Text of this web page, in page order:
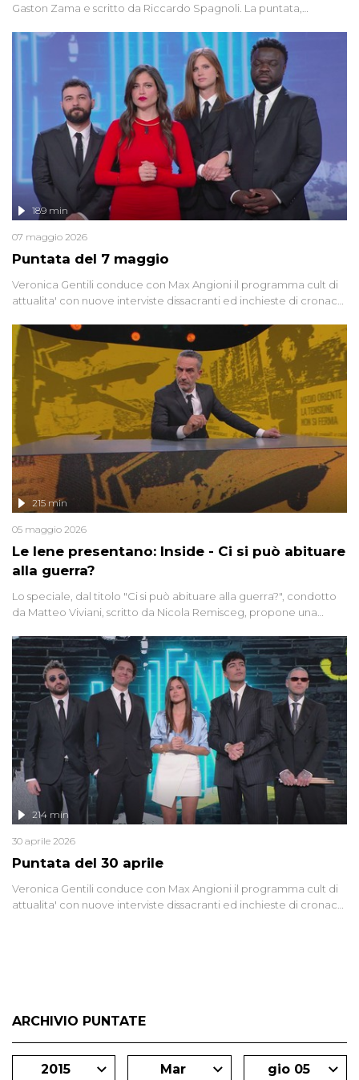
Gaston Zama e scritto da Riccardo Spagnoli. La puntata,
racconta l'universo delle narrazioni alternative, dei sospetti
globali e del complottismo che negli ultimi anni hanno invaso
social network, talk show, piazze digitali e immaginario collettivo.
Puntata del 7 maggio
189 min
07 maggio 2026
Veronica Gentili conduce con Max Angioni il programma cult di
attualita' con nuove interviste dissacranti ed inchieste di cronaca
Le Iene presentano: Inside - Ci si può abituare
alla guerra?
215 min
05 maggio 2026
Lo speciale, dal titolo "Ci si può abituare alla guerra?", condotto
da Matteo Viviani, scritto da Nicola Remisceg, propone una
di settore - su quanto la guerra sia diventata una realtà pervasiva.
Anche se l'Italia non è direttamente coinvolta in conflitti armati, il
contesto globale rende impossibile considerarla un fenomeno
lontano.
Puntata del 30 aprile
214 min
30 aprile 2026
Veronica Gentili conduce con Max Angioni il programma cult di
attualita' con nuove interviste dissacranti ed inchieste di cronaca
ARCHIVIO PUNTATE
2015 Mar gio 05